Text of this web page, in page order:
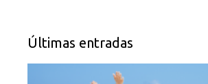
Últimas entradas